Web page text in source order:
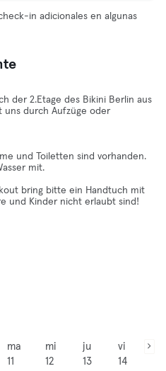
in adicionales en algunas
der 2.Etage des Bikini Berlin aus
uns durch Aufzüge oder
und Toiletten sind vorhanden.
mit.
bring bitte ein Handtuch mit
und Kinder nicht erlaubt sind!
ma
11
mi
12
ju
13
vi
14